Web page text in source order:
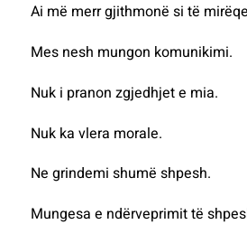
Ai më merr gjithmonë si të
Mes nesh mungon komunikimi.
Nuk i pranon zgjedhjet e mia.
Nuk ka vlera morale.
Ne grindemi shumë shpesh.
Mungesa e ndërveprimit të